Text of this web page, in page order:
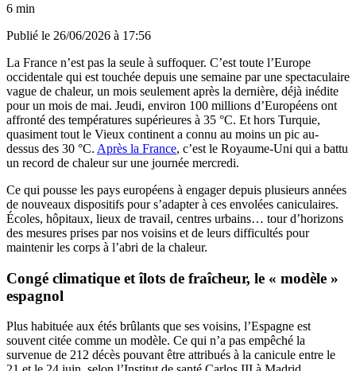
6 min
Publié le 26/06/2026 à 17:56
La France n’est pas la seule à suffoquer. C’est toute l’Europe
occidentale qui est touchée depuis une semaine par une spectaculaire
vague de chaleur, un mois seulement après la dernière, déjà inédite
pour un mois de mai. Jeudi, environ 100 millions d’Européens ont
affronté des températures supérieures à 35 °C. Et hors Turquie,
quasiment tout le Vieux continent a connu au moins un pic au-
dessus des 30 °C. Après la France, c’est le Royaume-Uni qui a battu
un record de chaleur sur une journée mercredi.
Ce qui pousse les pays européens à engager depuis plusieurs années
de nouveaux dispositifs pour s’adapter à ces envolées caniculaires.
Écoles, hôpitaux, lieux de travail, centres urbains… tour d’horizons
des mesures prises par nos voisins et de leurs difficultés pour
maintenir les corps à l’abri de la chaleur.
Congé climatique et îlots de fraîcheur, le « modèle »
espagnol
Plus habituée aux étés brûlants que ses voisins, l’Espagne est
souvent citée comme un modèle. Ce qui n’a pas empêché la
survenue de 212 décès pouvant être attribués à la canicule entre le